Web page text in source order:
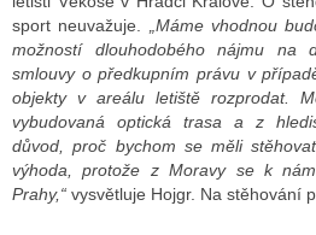
sport neuvažuje.
„Máme vhodnou
možností dlouhodobého nájmu na
smlouvy o předkupním právu v
objekty v areálu letiště rozprodat.
vybudovaná optická trasa a z
důvod, proč bychom se měli
výhoda, protože z Moravy se k
Prahy,“ vysvětluje Hojgr. Na stěhování